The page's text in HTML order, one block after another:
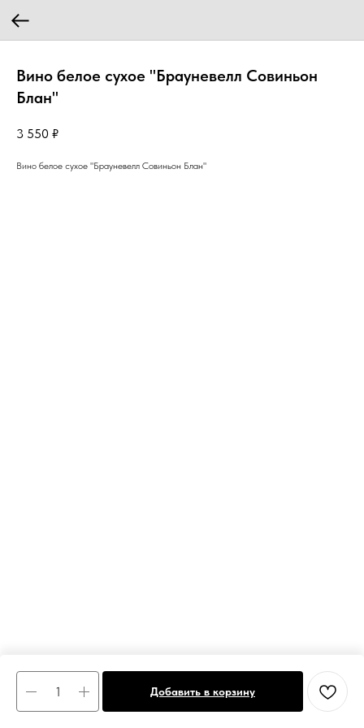
Вино белое сухое "Брауневелл Совиньон
Блан"
3 550 ₽
Добавить в корзину
Вино белое сухое "Брауневелл Совиньон Блан"